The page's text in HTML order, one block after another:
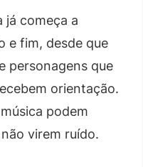
já começa a
e fim, desde que
personagens que
orientação.
podem
virem ruído.